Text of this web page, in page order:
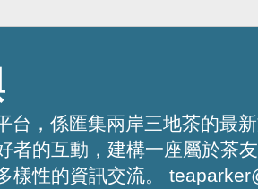
台，係匯集兩岸三地茶的最
者的互動，建構一座屬於茶
樣性的資訊交流。